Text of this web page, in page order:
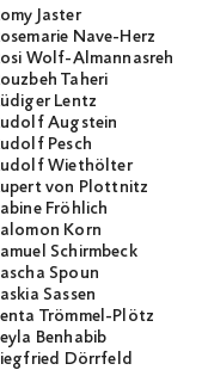
Jaster
Nave-Herz
Wolf-Almannasreh
Taheri
Lentz
Augstein
Pesch
Wiethölter
von Plottnitz
Fröhlich
Korn
Schirmbeck
Spoun
Sassen
Trömmel-Plötz
Benhabib
Dörrfeld